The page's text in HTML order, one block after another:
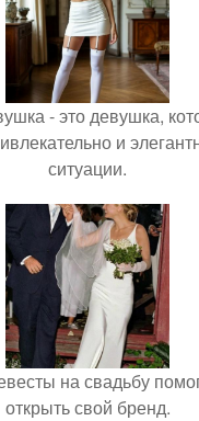
- это девушка,
и
ситуации.
на свадьбу
открыть свой бренд.